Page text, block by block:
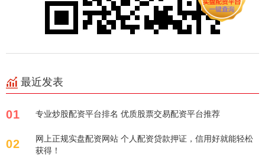
最近发表
01 专业炒股配资平台排名 优质股票交易配资平台推荐
02
网上正规实盘配资网站 个人配资贷款押证，信用好就能轻松
获得！